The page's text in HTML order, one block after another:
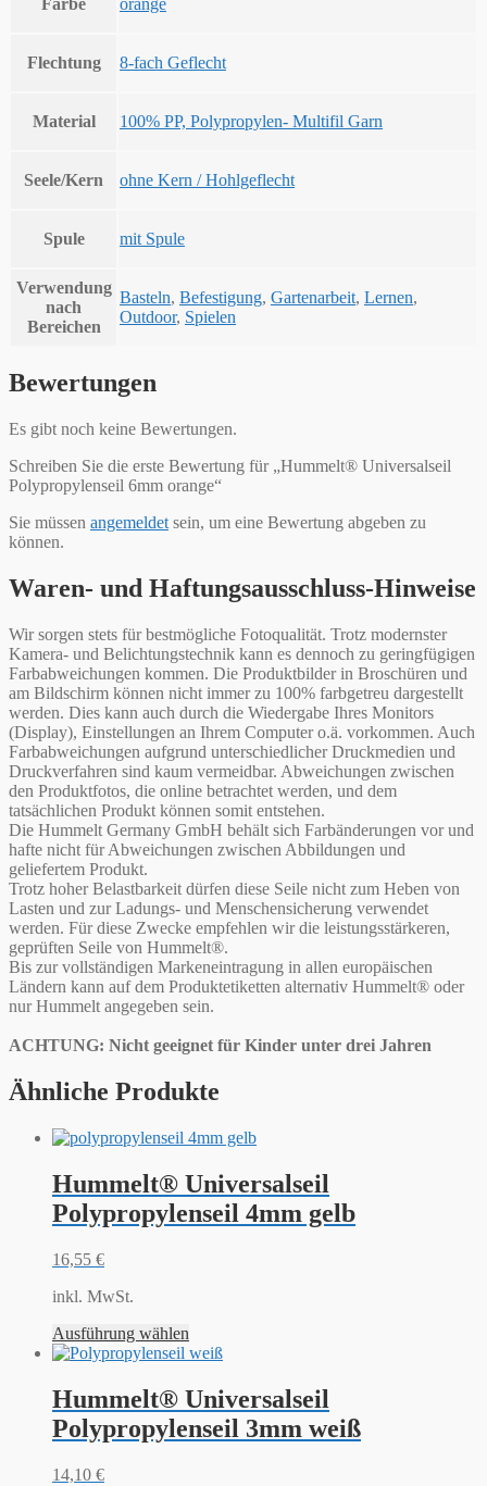
Flechtung 8-fach Geflecht
Material 100% PP, Polypropylen- Multifil Garn
Seele/Kern ohne Kern / Hohlgeflecht
Spule mit Spule
Verwendung
nach
Bereichen
Basteln, Befestigung, Gartenarbeit, Lernen,
Outdoor, Spielen
Bewertungen
Es gibt noch keine Bewertungen.
Schreiben Sie die erste Bewertung für „Hummelt® Universalseil
Polypropylenseil 6mm orange“
Sie müssen angemeldet sein, um eine Bewertung abgeben zu
können.
Waren- und Haftungsausschluss-Hinweise
Wir sorgen stets für bestmögliche Fotoqualität. Trotz modernster
Kamera- und Belichtungstechnik kann es dennoch zu geringfügigen
Farbabweichungen kommen. Die Produktbilder in Broschüren und
am Bildschirm können nicht immer zu 100% farbgetreu dargestellt
werden. Dies kann auch durch die Wiedergabe Ihres Monitors
(Display), Einstellungen an Ihrem Computer o.ä. vorkommen. Auch
Farbabweichungen aufgrund unterschiedlicher Druckmedien und
Druckverfahren sind kaum vermeidbar. Abweichungen zwischen
den Produktfotos, die online betrachtet werden, und dem
tatsächlichen Produkt können somit entstehen.
Die Hummelt Germany GmbH behält sich Farbänderungen vor und
hafte nicht für Abweichungen zwischen Abbildungen und
geliefertem Produkt.
Trotz hoher Belastbarkeit dürfen diese Seile nicht zum Heben von
Lasten und zur Ladungs- und Menschensicherung verwendet
werden. Für diese Zwecke empfehlen wir die leistungsstärkeren,
geprüften Seile von Hummelt®.
Bis zur vollständigen Markeneintragung in allen europäischen
Ländern kann auf dem Produktetiketten alternativ Hummelt® oder
nur Hummelt angegeben sein.
ACHTUNG: Nicht geeignet für Kinder unter drei Jahren
Ähnliche Produkte
Hummelt® Universalseil
Polypropylenseil 4mm gelb
16,55 €
inkl. MwSt.
Ausführung wählen
Hummelt® Universalseil
Polypropylenseil 3mm weiß
14,10 €